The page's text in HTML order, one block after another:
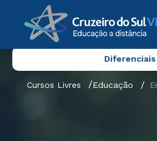
Cursos Livres Educação